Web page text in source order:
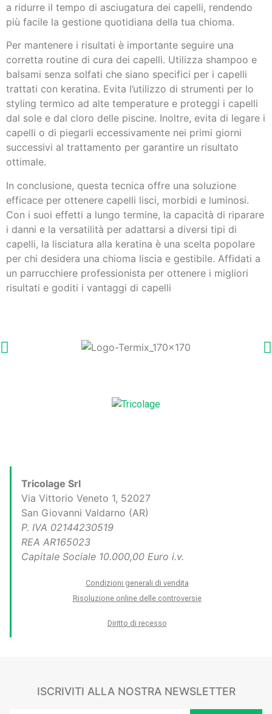
a ridurre il tempo di asciugatura dei capelli, rendendo
più facile la gestione quotidiana della tua chioma.
Per mantenere i risultati è importante seguire una
corretta routine di cura dei capelli. Utilizza shampoo e
balsami senza solfati che siano specifici per i capelli
trattati con keratina. Evita l’utilizzo di strumenti per lo
styling termico ad alte temperature e proteggi i capelli
dal sole e dal cloro delle piscine. Inoltre, evita di legare i
capelli o di piegarli eccessivamente nei primi giorni
successivi al trattamento per garantire un risultato
ottimale.
In conclusione, questa tecnica offre una soluzione
efficace per ottenere capelli lisci, morbidi e luminosi.
Con i suoi effetti a lungo termine, la capacità di riparare
i danni e la versatilità per adattarsi a diversi tipi di
capelli, la lisciatura alla keratina è una scelta popolare
per chi desidera una chioma liscia e gestibile. Affidati a
un parrucchiere professionista per ottenere i migliori
risultati e goditi i vantaggi di capelli
Tricolage Srl
Via Vittorio Veneto 1, 52027
San Giovanni Valdarno (AR)
P. IVA 02144230519
REA AR165023
Capitale Sociale 10.000,00 Euro i.v.
Condizioni generali di vendita
Risoluzione online delle controversie
Diritto di recesso
ISCRIVITI ALLA NOSTRA NEWSLETTER